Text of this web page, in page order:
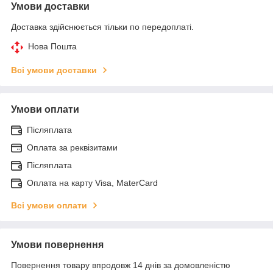
Умови доставки
Доставка здійснюється тільки по передоплаті.
Нова Пошта
Всі умови доставки
Умови оплати
Післяплата
Оплата за реквізитами
Післяплата
Оплата на карту Visa, MaterCard
Всі умови оплати
Умови повернення
Повернення товару впродовж 14 днів за домовленістю